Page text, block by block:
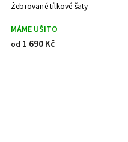
Žebrované tílkové šaty
MÁME UŠITO
od 1 690 Kč